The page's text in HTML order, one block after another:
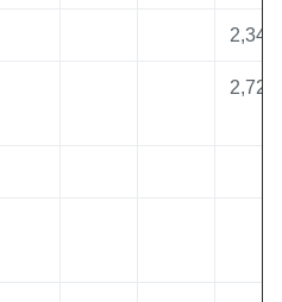
2,345
2,729